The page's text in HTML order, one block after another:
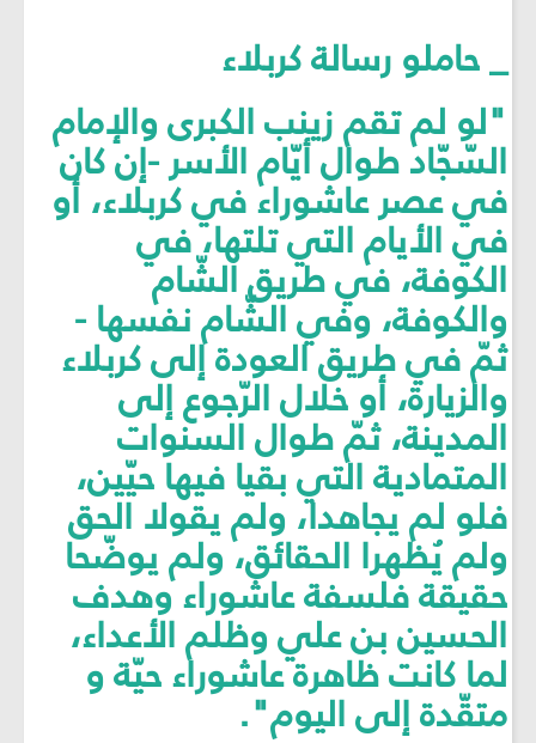
_ حاملو رسالة كربلاء
"لو لم تقم زينب الكبرى والإمام
السّجّاد طوال أيّام الأسر -إن كان
في عصر عاشوراء في كربلاء، أو
في الأيام التي تلتها، في
الكوفة، في طريق الشّام
والكوفة، وفي الشّام نفسها -
ثمّ في طريق العودة إلى كربلاء
والزيارة، أو خلال الرّجوع إلى
المدينة، ثمّ طوال السنوات
المتمادية التي بقيا فيها حيّين،
فلو لم يجاهدا، ولم يقولا الحق
ولم يُظهرا الحقائق، ولم يوضّحا
حقيقة فلسفة عاشوراء وهدف
الحسين بن علي وظلم الأعداء،
لما كانت ظاهرة عاشوراء حيّة و
متقّدة إلى اليوم".